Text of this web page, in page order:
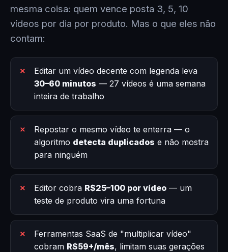
mesma coisa: quem vence posta 3, 5, 10
vídeos por dia por produto. Mas o que eles não
contam:
Editar um vídeo decente com legenda leva
30–60 minutos — 27 vídeos é uma semana
inteira de trabalho
Repostar o mesmo vídeo te enterra — o
algoritmo detecta duplicados e não mostra
para ninguém
Editor cobra R$25–100 por vídeo — um
teste de produto vira uma fortuna
Ferramentas SaaS de "multiplicar vídeo"
cobram R$59+/mês, limitam suas gerações